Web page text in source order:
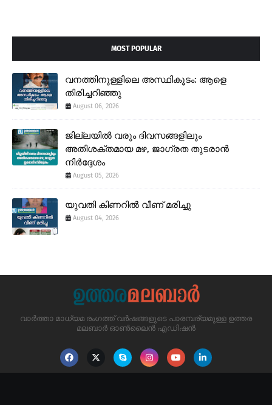
MOST POPULAR
വനത്തിനുള്ളിലെ അസ്ഥികൂടം: ആളെ
തിരിച്ചറിഞ്ഞു
August 06, 2026
ജില്ലയിൽ വരും ദിവസങ്ങളിലും
അതിശക്തമായ മഴ, ജാഗ്രത തുടരാൻ
നിർദ്ദേശം
August 05, 2026
യുവതി കിണറിൽ വീണ് മരിച്ചു
August 04, 2026
വാർത്താ മാധ്യമ രംഗത്ത് വർഷങ്ങളുടെ പാരമ്പര്യമുള്ള ഉത്തര
മലബാർ ഓൺലൈൻ എഡിഷൻ